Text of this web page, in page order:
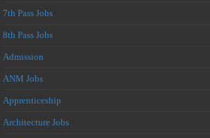
7th Pass Jobs
8th Pass Jobs
Admission
ANM Jobs
Apprenticeship
Architecture Jobs